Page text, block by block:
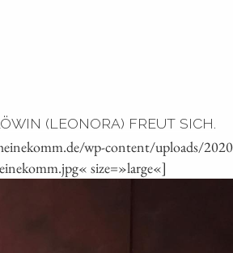
(LEONORA) FREUT SICH.
wp-content/uploads/
size=»large«]